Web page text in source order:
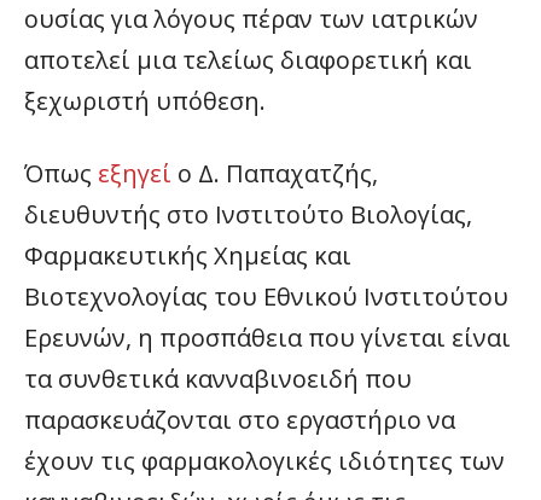
ουσίας για λόγους πέραν των ιατρικών
αποτελεί μια τελείως διαφορετική και
ξεχωριστή υπόθεση.
Όπως εξηγεί ο Δ. Παπαχατζής,
διευθυντής στο Ινστιτούτο Βιολογίας,
Φαρμακευτικής Χημείας και
Βιοτεχνολογίας του Εθνικού Ινστιτούτου
Ερευνών, η προσπάθεια που γίνεται είναι
τα συνθετικά κανναβινοειδή που
παρασκευάζονται στο εργαστήριο να
έχουν τις φαρμακολογικές ιδιότητες των